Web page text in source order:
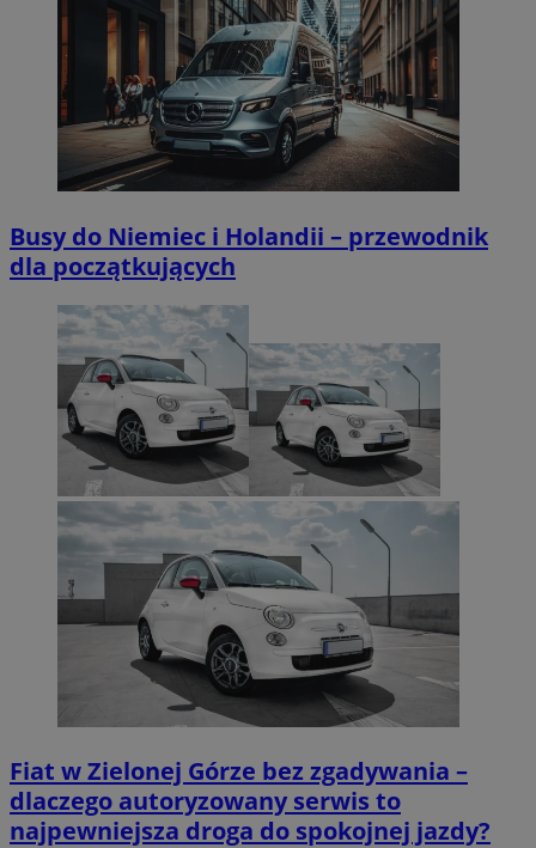
Busy do Niemiec i Holandii – przewodnik
dla początkujących
Fiat w Zielonej Górze bez zgadywania –
dlaczego autoryzowany serwis to
najpewniejsza droga do spokojnej jazdy?